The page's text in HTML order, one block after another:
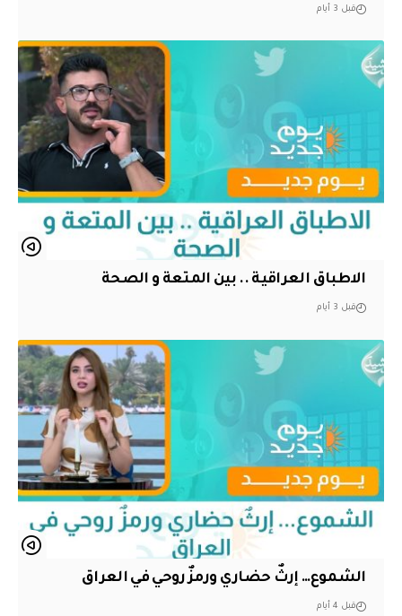
قبل 3 أيام
الاطباق العراقية .. بين المتعة و الصحة
قبل 3 أيام
الشموع… إرثٌ حضاري ورمزٌ روحي في العراق
قبل 4 أيام